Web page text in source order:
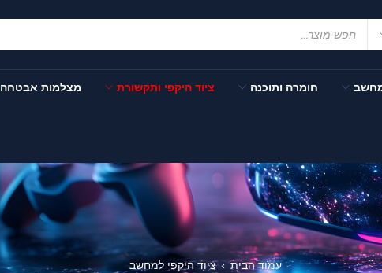
חומרה ותוכנה ציוד היקפי ותקשורת מצלמות אבטחה
עמוד הבית › ציוד היקפי למחשב